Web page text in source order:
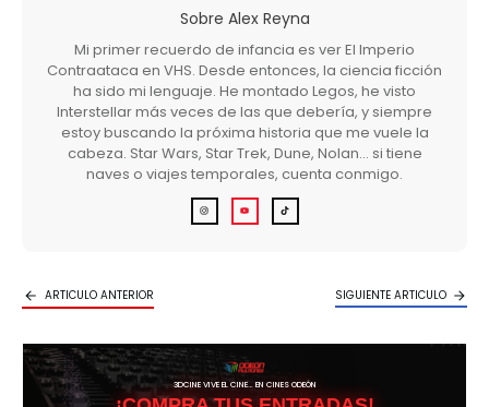
Sobre Alex Reyna
Mi primer recuerdo de infancia es ver El Imperio
Contraataca en VHS. Desde entonces, la ciencia ficción
ha sido mi lenguaje. He montado Legos, he visto
Interstellar más veces de las que debería, y siempre
estoy buscando la próxima historia que me vuele la
cabeza. Star Wars, Star Trek, Dune, Nolan… si tiene
naves o viajes temporales, cuenta conmigo.
ARTICULO ANTERIOR SIGUIENTE ARTICULO
3DCINE VIVE EL CINE… EN CINES ODEÓN